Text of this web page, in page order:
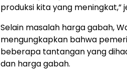
produksi kita yang meningkat,”
Selain masalah harga gabah,
mengungkapkan bahwa
beberapa tantangan yang
dan harga gabah.